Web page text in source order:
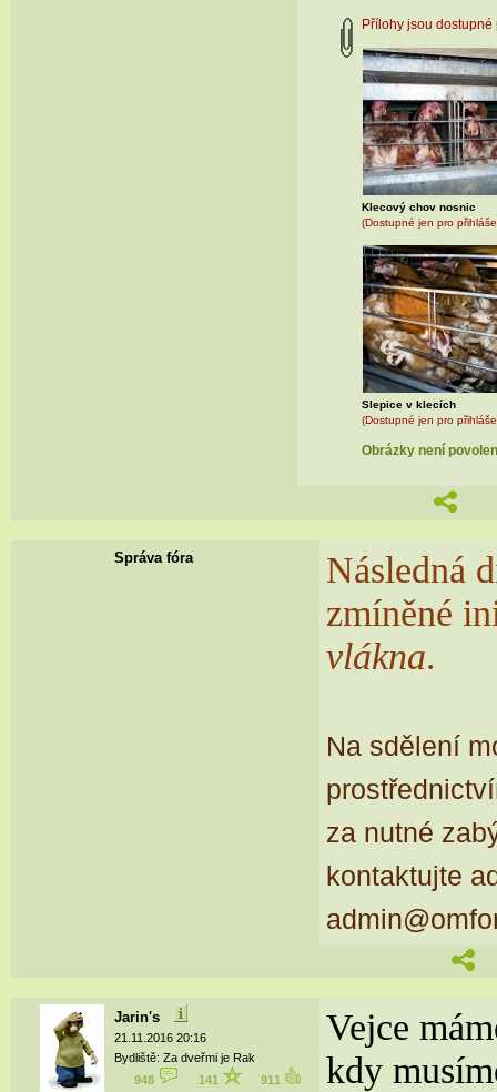
Přílohy jsou
Klecový chov nosnic
(Dostupné jen pro
Slepice v klecích
(Dostupné jen pro
Obrázky není
Správa fóra
Následná
zmíněné
vlákna.
Na sdělení
za nutné
kontaktujte
Jarin's
21.11.2016 20:16
Bydliště: Za dveřmi je Rak
948
141 911
Vejce
kdy